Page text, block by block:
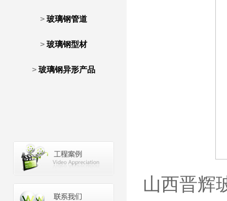
> 玻璃钢管道
> 玻璃钢型材
> 玻璃钢异形产品
山西晋辉